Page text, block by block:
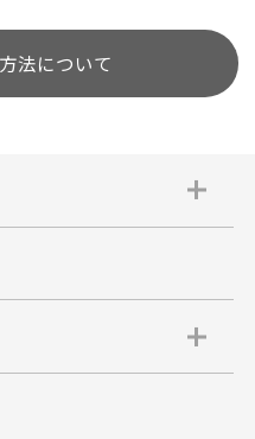
法について